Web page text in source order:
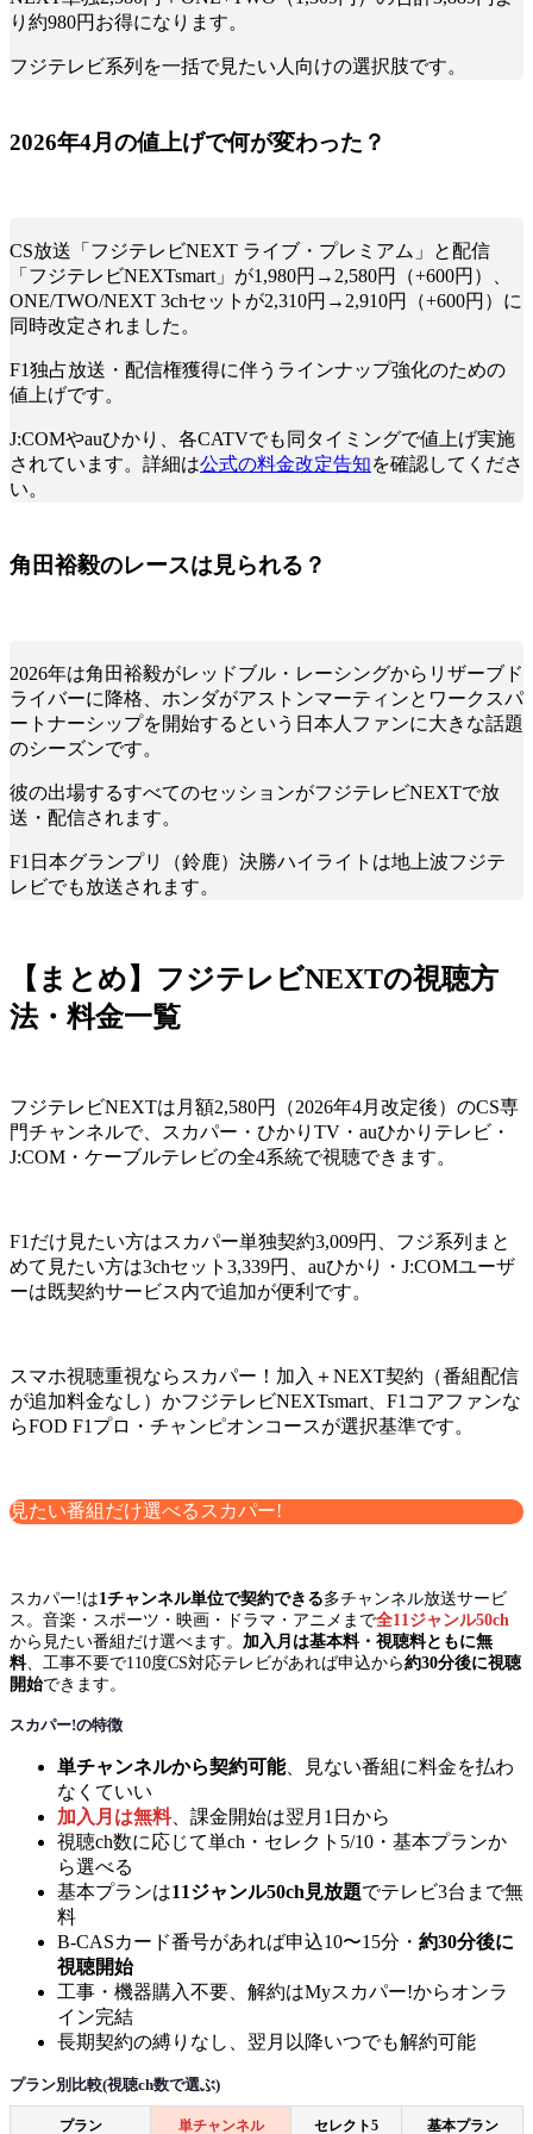
り約980円お得になります。
フジテレビ系列を一括で見たい人向けの選択肢です。
2026年4月の値上げで何が変わった？
CS放送「フジテレビNEXT ライブ・プレミアム」と配信
「フジテレビNEXTsmart」が1,980円→2,580円（+600円）、
ONE/TWO/NEXT 3chセットが2,310円→2,910円（+600円）に
同時改定されました。
F1独占放送・配信権獲得に伴うラインナップ強化のための
値上げです。
J:COMやauひかり、各CATVでも同タイミングで値上げ実施
されています。詳細は公式の料金改定告知を確認してくださ
い。
角田裕毅のレースは見られる？
2026年は角田裕毅がレッドブル・レーシングからリザーブド
ライバーに降格、ホンダがアストンマーティンとワークスパ
ートナーシップを開始するという日本人ファンに大きな話題
のシーズンです。
彼の出場するすべてのセッションがフジテレビNEXTで放
送・配信されます。
F1日本グランプリ（鈴鹿）決勝ハイライトは地上波フジテ
レビでも放送されます。
【まとめ】フジテレビNEXTの視聴方
法・料金一覧
フジテレビNEXTは月額2,580円（2026年4月改定後）のCS専
門チャンネルで、スカパー・ひかりTV・auひかりテレビ・
J:COM・ケーブルテレビの全4系統で視聴できます。
F1だけ見たい方はスカパー単独契約3,009円、フジ系列まと
めて見たい方は3chセット3,339円、auひかり・J:COMユーザ
ーは既契約サービス内で追加が便利です。
スマホ視聴重視ならスカパー！加入＋NEXT契約（番組配信
が追加料金なし）かフジテレビNEXTsmart、F1コアファンな
らFOD F1プロ・チャンピオンコースが選択基準です。
見たい番組だけ選べるスカパー!
スカパー!は1チャンネル単位で契約できる多チャンネル放送サービ
ス。音楽・スポーツ・映画・ドラマ・アニメまで全11ジャンル50ch
から見たい番組だけ選べます。 加入月は基本料・視聴料ともに無
料、工事不要で110度CS対応テレビがあれば申込から約30分後に視聴
開始できます。
スカパー!の特徴
単チャンネルから契約可能、見ない番組に料金を払わ
なくていい
加入月は無料、課金開始は翌月1日から
視聴ch数に応じて単ch・セレクト5/10・基本プランか
ら選べる
基本プランは11ジャンル50ch見放題でテレビ3台まで無
料
B-CASカード番号があれば申込10〜15分・ 約30分後に
視聴開始
工事・機器購入不要、解約はMyスカパー!からオンラ
イン完結
長期契約の縛りなし、翌月以降いつでも解約可能
プラン別比較(視聴ch数で選ぶ)
プラン 単チャンネル セレクト5 基本プラン